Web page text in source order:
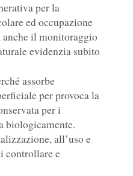
per la
ed occupazione
il monitoraggio
evidenzia subito
assorbe
per provoca la
per i
biologicamente.
all’uso e
controllare e